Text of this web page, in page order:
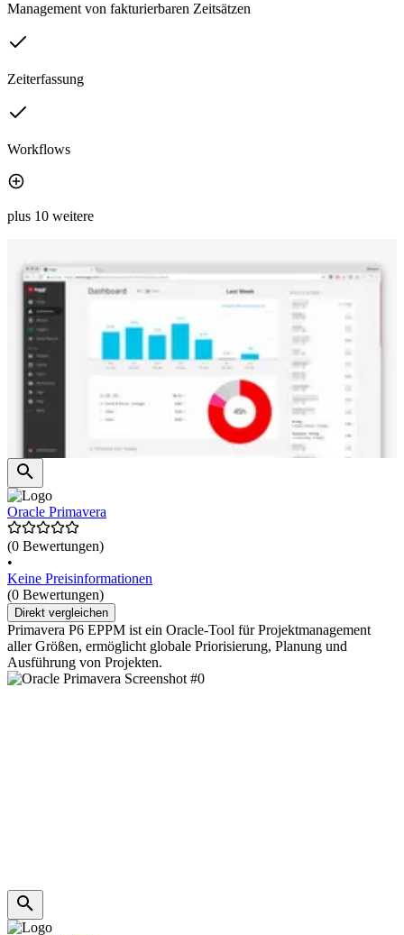
Management von fakturierbaren Zeitsätzen
Zeiterfassung
Workflows
plus 10 weitere
Oracle Primavera
(0 Bewertungen)
•
Keine Preisinformationen
(0 Bewertungen)
Direkt vergleichen
Primavera P6 EPPM ist ein Oracle-Tool für Projektmanagement
aller Größen, ermöglicht globale Priorisierung, Planung und
Ausführung von Projekten.